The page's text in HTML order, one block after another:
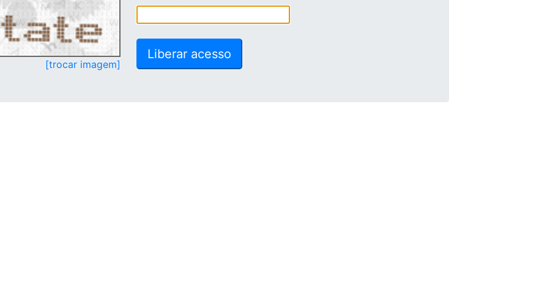
[trocar imagem]